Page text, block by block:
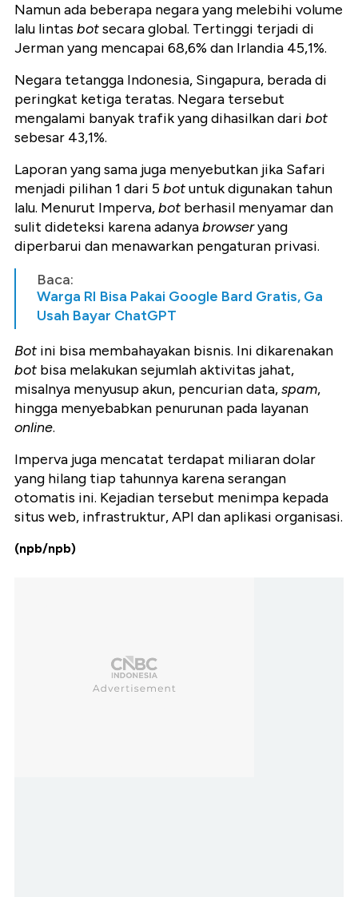
Namun ada beberapa negara yang melebihi volume
lalu lintas botsecara global. Tertinggi terjadi di
Jerman yang mencapai 68,6% dan Irlandia 45,1%.
Negara tetangga Indonesia, Singapura, berada di
peringkat ketiga teratas. Negara tersebut
mengalami banyak trafik yang dihasilkan dari bot
sebesar 43,1%.
Laporan yang sama juga menyebutkan jika Safari
menjadi pilihan 1 dari 5 botuntuk digunakan tahun
lalu. Menurut Imperva,bot berhasil menyamar dan
sulit dideteksi karena adanyabrowseryang
diperbarui dan menawarkan pengaturan privasi.
Baca:
Warga RI Bisa Pakai Google Bard Gratis, Ga
Usah Bayar ChatGPT
Bot ini bisa membahayakan bisnis. Ini dikarenakan
bot bisa melakukan sejumlah aktivitas jahat,
misalnya menyusup akun, pencurian data,spam,
hingga menyebabkan penurunan pada layanan
online.
Imperva juga mencatat terdapat miliaran dolar
yang hilang tiap tahunnya karena serangan
otomatis ini. Kejadian tersebut menimpa kepada
situs web, infrastruktur, API dan aplikasi organisasi.
(npb/npb)